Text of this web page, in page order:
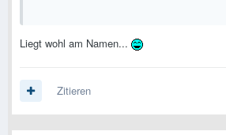
Liegt wohl am Namen...
Zitieren